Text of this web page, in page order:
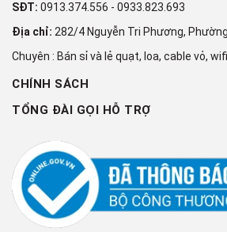
SĐT: 0913.374.556 - 0933.823.693
Địa chỉ: 282/4 Nguyễn Tri Phương, Phường
Chuyên : Bán sỉ và lẻ quạt, loa, cable vỏ,
CHÍNH SÁCH
TỔNG ĐÀI GỌI HỖ TRỢ